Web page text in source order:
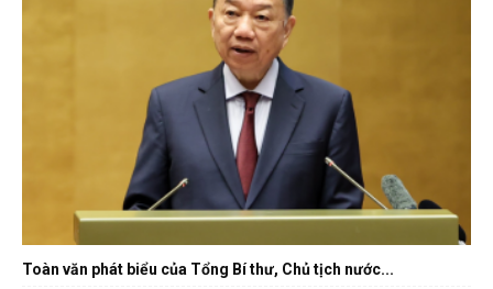
Toàn văn phát biểu của Tổng Bí thư, Chủ tịch nước...